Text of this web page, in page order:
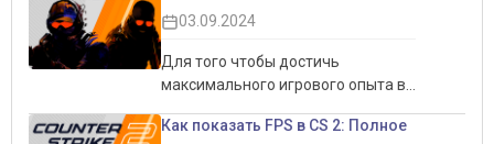
03.09.2024
Для того чтобы достичь
максимального игрового опыта в
игру. Это не только позволит
Как показать FPS в CS 2: Полное